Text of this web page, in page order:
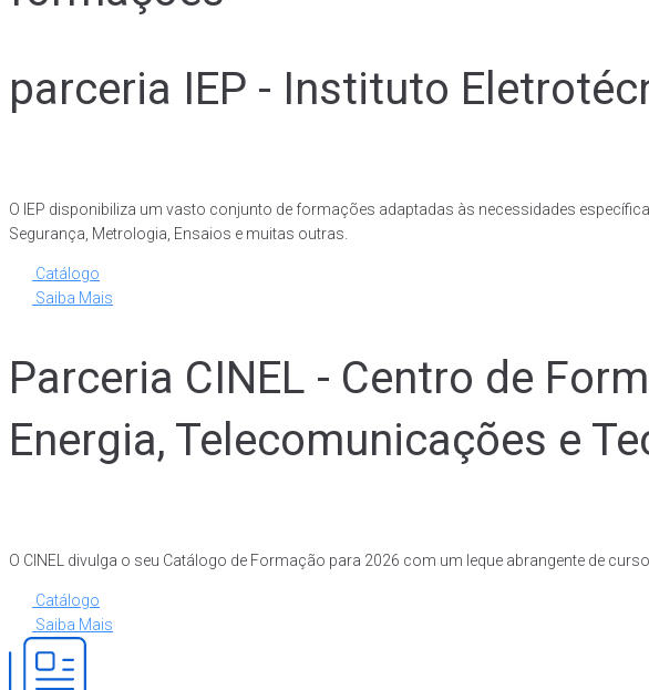
parceria IEP - Instituto
O IEP disponibiliza um vasto conjunto de formações adaptadas às necessidades
Segurança, Metrologia, Ensaios e muitas outras.
Catálogo
Saiba Mais
Parceria CINEL - Centro de
Energia, Telecomunicações e
O CINEL divulga o seu Catálogo de Formação para 2026 com um leque abrangente de
Catálogo
Saiba Mais